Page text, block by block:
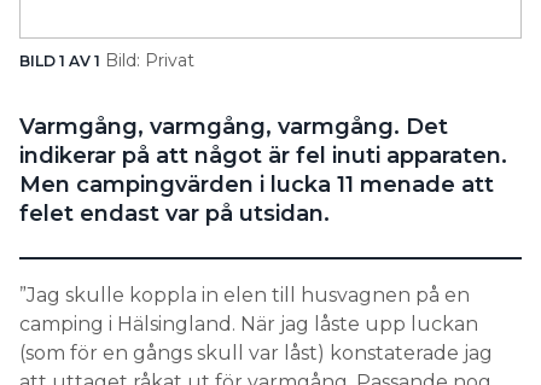
SEARCH
BILD 1 AV 1 Bild: Privat
Varmgång, varmgång, varmgång. Det
indikerar på att något är fel inuti apparaten.
Men campingvärden i lucka 11 menade att
felet endast var på utsidan.
”Jag skulle koppla in elen till husvagnen på en
camping i Hälsingland. När jag låste upp luckan
(som för en gångs skull var låst) konstaterade jag